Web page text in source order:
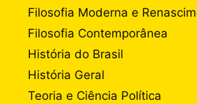
Filosofia Moderna e
Filosofia Contemporânea
História do Brasil
História Geral
Teoria e Ciência Política